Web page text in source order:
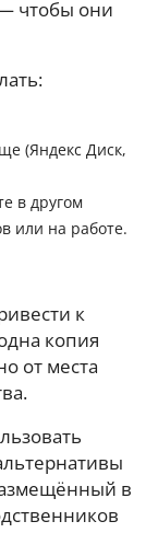
чтобы они
(Яндекс Диск,
в другом
или на работе.
к
копия
от места
в